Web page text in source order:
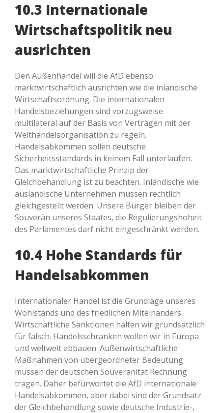
10.3 Internationale
Wirtschaftspolitik neu
ausrichten
Den Außenhandel will die AfD ebenso
marktwirtschaftlich ausrichten wie die inländische
Wirtschaftsordnung. Die internationalen
Handelsbeziehungen sind vorzugsweise
multilateral auf der Basis von Verträgen mit der
Welthandelsorganisation zu regeln.
Handelsabkommen sollen deutsche
Sicherheitsstandards in keinem Fall unterlaufen.
Das marktwirtschaftliche Prinzip der
Gleichbehandlung ist zu beachten. Inländische wie
ausländische Unternehmen müssen rechtlich
gleichgestellt werden. Unsere Bürger bleiben der
Souverän unseres Staates, die Regulierungshoheit
des Parlamentes darf nicht eingeschränkt werden.
10.4 Hohe Standards für
Handelsabkommen
Internationaler Handel ist die Grundlage unseres
Wohlstands und des friedlichen Miteinanders.
Wirtschaftliche Sanktionen halten wir grundsätzlich
für falsch. Handelsschranken wollen wir in Europa
und weltweit abbauen. Außenwirtschaftliche
Maßnahmen von übergeordneter Bedeutung
müssen der deutschen Souveränität Rechnung
tragen. Daher befürwortet die AfD internationale
Handelsabkommen, aber dabei sind der Grundsatz
der Gleichbehandlung sowie deutsche Industrie-,